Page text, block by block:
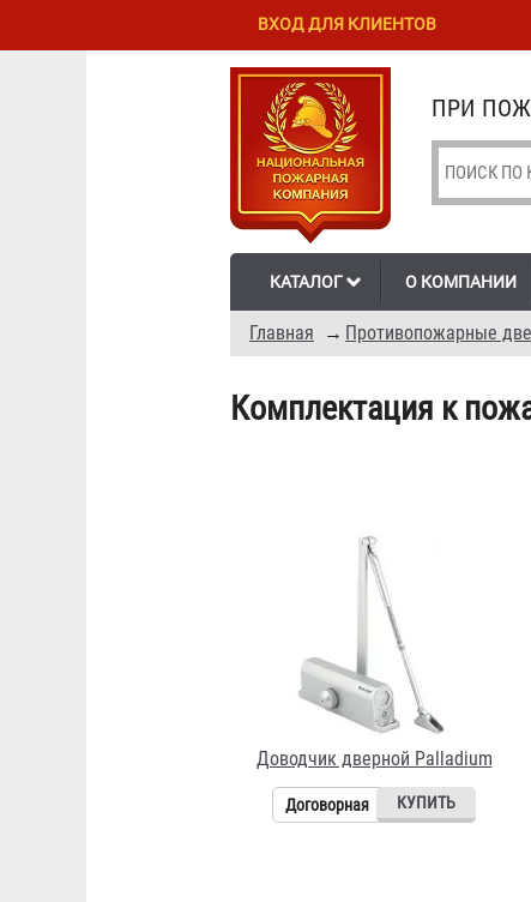
Перейти к
содержанию
Skip to
ПРИ
КАТАЛОГ О КОМПАНИИ
Главная → Противопожарные
ВХОД ДЛЯ КЛИЕНТОВ
Комплектация к
Доводчик дверной Palladium
Договорная